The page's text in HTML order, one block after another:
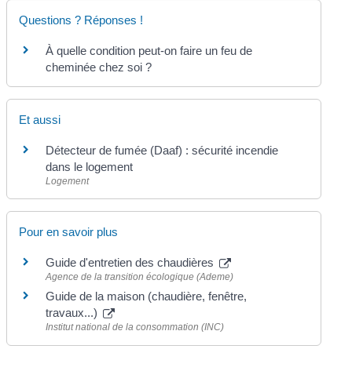
Questions ? Réponses !
À quelle condition peut-on faire un feu de
cheminée chez soi ?
Et aussi
Détecteur de fumée (Daaf) : sécurité incendie
dans le logement
Logement
Pour en savoir plus
Guide d'entretien des chaudières
Agence de la transition écologique (Ademe)
Guide de la maison (chaudière, fenêtre,
travaux...)
Institut national de la consommation (INC)